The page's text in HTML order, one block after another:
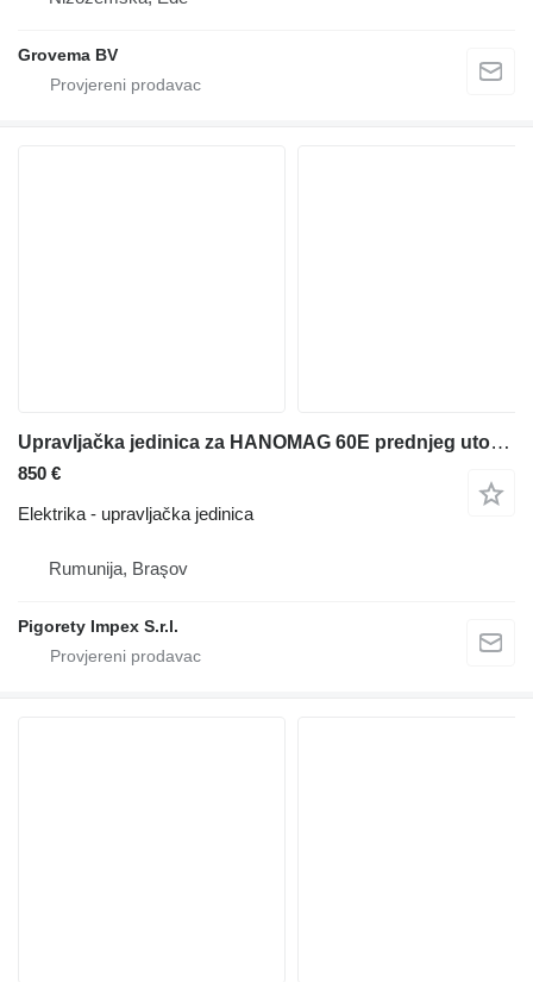
Grovema BV
Upravljačka jedinica za HANOMAG 60E prednjeg utovarivača
850 €
Elektrika - upravljačka jedinica
Rumunija, Braşov
Pigorety Impex S.r.l.